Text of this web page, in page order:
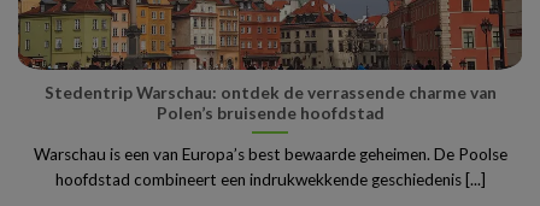
Stedentrip Warschau: ontdek de verrassende charme van
Polen’s bruisende hoofdstad
Warschau is een van Europa’s best bewaarde geheimen. De Poolse
hoofdstad combineert een indrukwekkende geschiedenis [...]